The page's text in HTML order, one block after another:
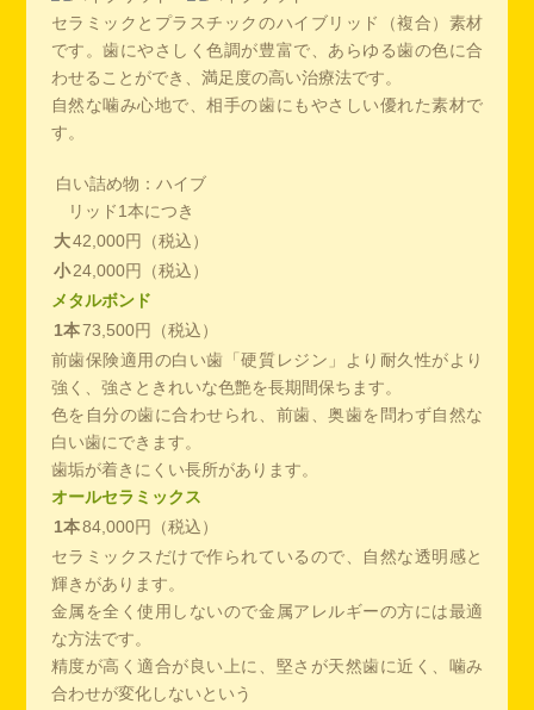
セラミックとプラスチックのハイブリッド（複合）素材
です。歯にやさしく色調が豊富で、あらゆる歯の色に合
わせることができ、満足度の高い治療法です。
自然な噛み心地で、相手の歯にもやさしい優れた素材で
す。
白い詰め物：ハイブ
リッド1本につき
大42,000円（税込）
小24,000円（税込）
メタルボンド
1本73,500円（税込）
前歯保険適用の白い歯「硬質レジン」より耐久性がより
強く、強さときれいな色艶を長期間保ちます。
色を自分の歯に合わせられ、前歯、奥歯を問わず自然な
白い歯にできます。
歯垢が着きにくい長所があります。
オールセラミックス
1本84,000円（税込）
セラミックスだけで作られているので、自然な透明感と
輝きがあります。
金属を全く使用しないので金属アレルギーの方には最適
な方法です。
精度が高く適合が良い上に、堅さが天然歯に近く、噛み
合わせが変化しないという